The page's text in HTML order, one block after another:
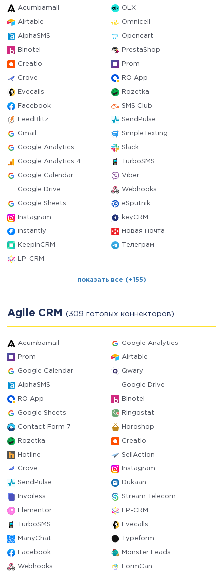
Acumbamail OLX
Airtable Omnicell
AlphaSMS Opencart
Binotel PrestaShop
Creatio Prom
Crove RO App
Evecalls Rozetka
Facebook SMS Club
FeedBlitz SendPulse
Gmail SimpleTexting
Google Analytics Slack
Google Analytics 4 TurboSMS
Google Calendar Viber
Google Drive Webhooks
Google Sheets eSputnik
Instagram keyCRM
Instantly Новая Почта
KeepinCRM Телеграм
LP-CRM
показать все (+155)
Agile CRM (309 готовых коннекторов)
Acumbamail Google Analytics
Prom Airtable
Google Calendar Qwary
AlphaSMS Google Drive
RO App Binotel
Google Sheets Ringostat
Contact Form 7 Horoshop
Rozetka Creatio
Hotline SellAction
Crove Instagram
SendPulse Dukaan
Invoiless Stream Telecom
Elementor LP-CRM
TurboSMS Evecalls
ManyChat Typeform
Facebook Monster Leads
Webhooks FormCan